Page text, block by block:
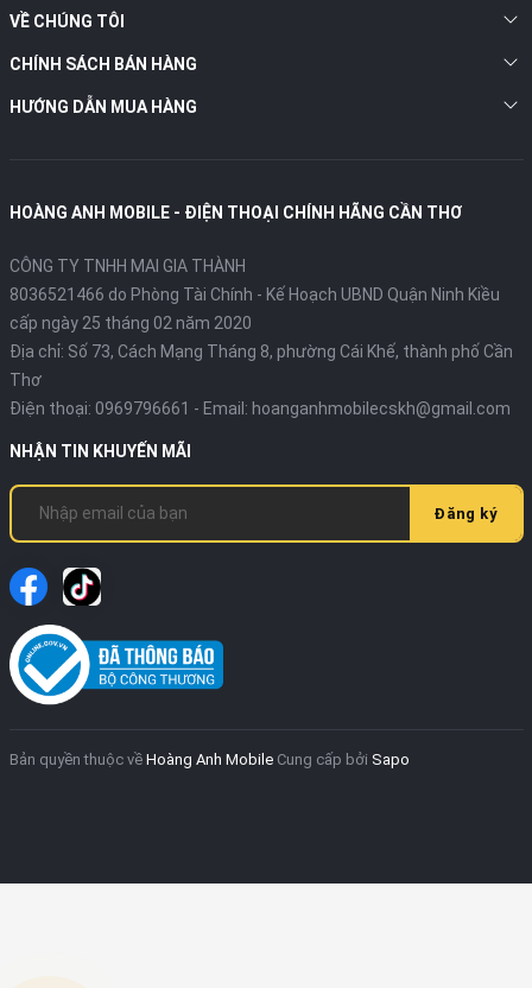
VỀ CHÚNG TÔI
CHÍNH SÁCH BÁN HÀNG
HƯỚNG DẪN MUA HÀNG
HOÀNG ANH MOBILE - ĐIỆN THOẠI CHÍNH HÃNG CẦN THƠ
CÔNG TY TNHH MAI GIA THÀNH
8036521466 do Phòng Tài Chính - Kế Hoạch UBND Quận Ninh Kiều
cấp ngày 25 tháng 02 năm 2020
Địa chỉ: Số 73, Cách Mạng Tháng 8, phường Cái Khế, thành phố Cần
Thơ
Điện thoại: 0969796661 - Email: hoanganhmobilecskh@gmail.com
NHẬN TIN KHUYẾN MÃI
Đăng ký
Bản quyền thuộc về Hoàng Anh Mobile Cung cấp bởi Sapo